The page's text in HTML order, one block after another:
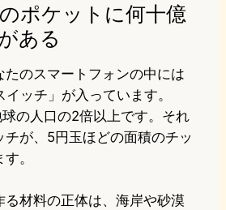
ポケットに何十億
ある
たのスマートフォンの中には
イッチ」が入っています。
の人口の2倍以上です。それ
チが、5円玉ほどの面積のチッ
。
る材料の正体は、海岸や砂漠